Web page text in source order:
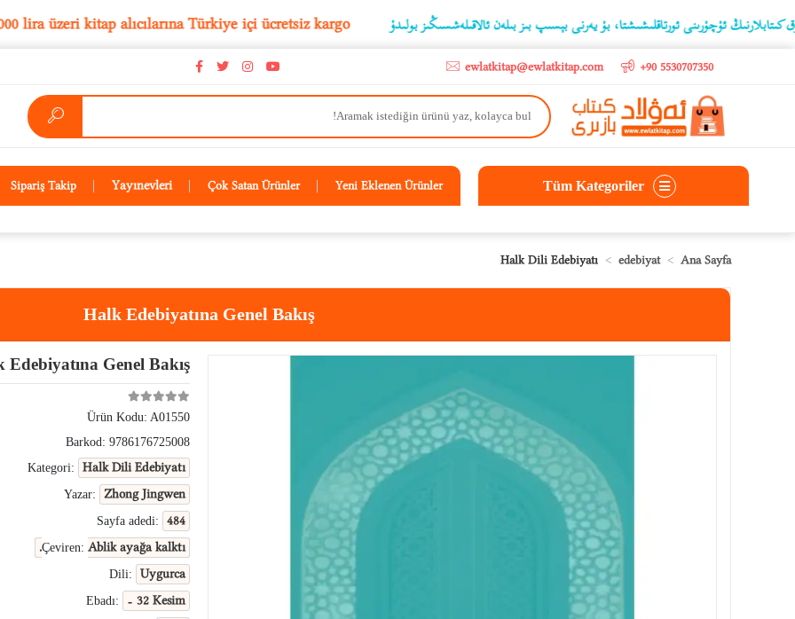
5.000 lira üzeri kitap alıcılarına Türkiye içi ücretsiz kargo ئۇچۇرىنى ئورتاقلىشىشتا، بۇ يەرنى بېسىپ بىز بىلەن ئالاقىلەشسىڭىز بولىدۇ
+90 5530707350
ewlatkitap@ewlatkitap.com
Tüm Kategoriler
Yeni Eklenen Ürünler
Çok Satan Ürünler
Yayınevleri
Sipariş Takip
Ana Sayfa
edebiyat
Halk Dili Edebiyatı
Halk Edebiyatına Genel Bakış
Edebiyatına Genel Bakış
Ürün Kodu: A01550
Barkod: 9786176725008
Kategori:
Halk Dili Edebiyatı
Yazar: Zhong Jingwen
Sayfa adedi: 484
Çeviren: Ablik ayağa kalktı.
Dili: Uygurca
Ebadı: - 32 Kesim